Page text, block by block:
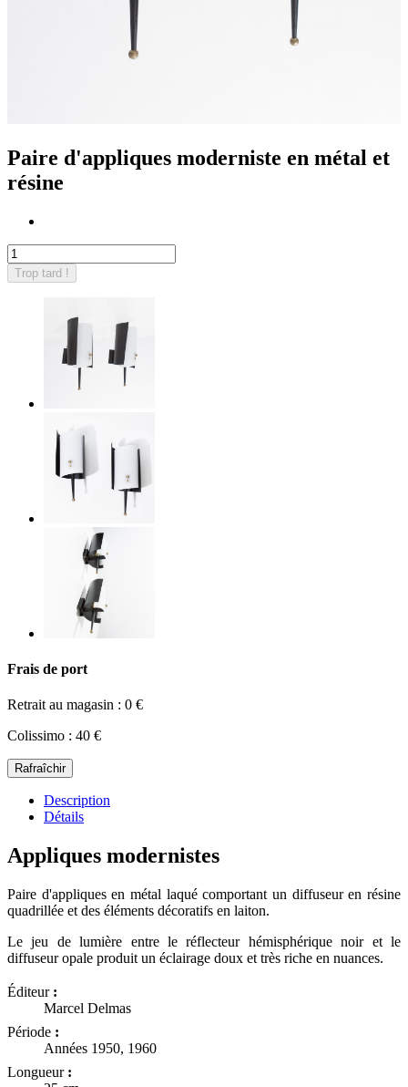
Paire d'appliques moderniste en métal et
résine
Trop tard !
Frais de port
Retrait au magasin : 0 €
Colissimo : 40 €
Description
Détails
Appliques modernistes
Paire d'appliques en métal laqué comportant un diffuseur en résine
quadrillée et des éléments décoratifs en laiton.
Le jeu de lumière entre le réflecteur hémisphérique noir et le
diffuseur opale produit un éclairage doux et très riche en nuances.
Éditeur :
Marcel Delmas
Période :
Années 1950, 1960
Longueur :